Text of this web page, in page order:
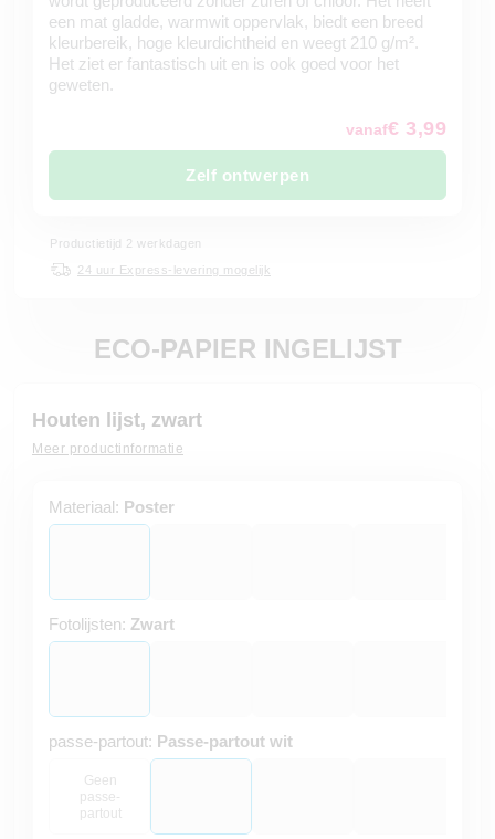
een mat gladde, warmwit oppervlak, biedt een breed
kleurbereik, hoge kleurdichtheid en weegt 210 g/m².
Het ziet er fantastisch uit en is ook goed voor het
geweten.
vanaf€ 3,99
Zelf ontwerpen
Productietijd 2 werkdagen
24 uur Express-levering mogelijk
ECO-PAPIER INGELIJST
Houten lijst, zwart
Meer productinformatie
Materiaal: Poster
Fotolijsten: Zwart
passe-partout: Passe-partout wit
Geen
passe-
partout